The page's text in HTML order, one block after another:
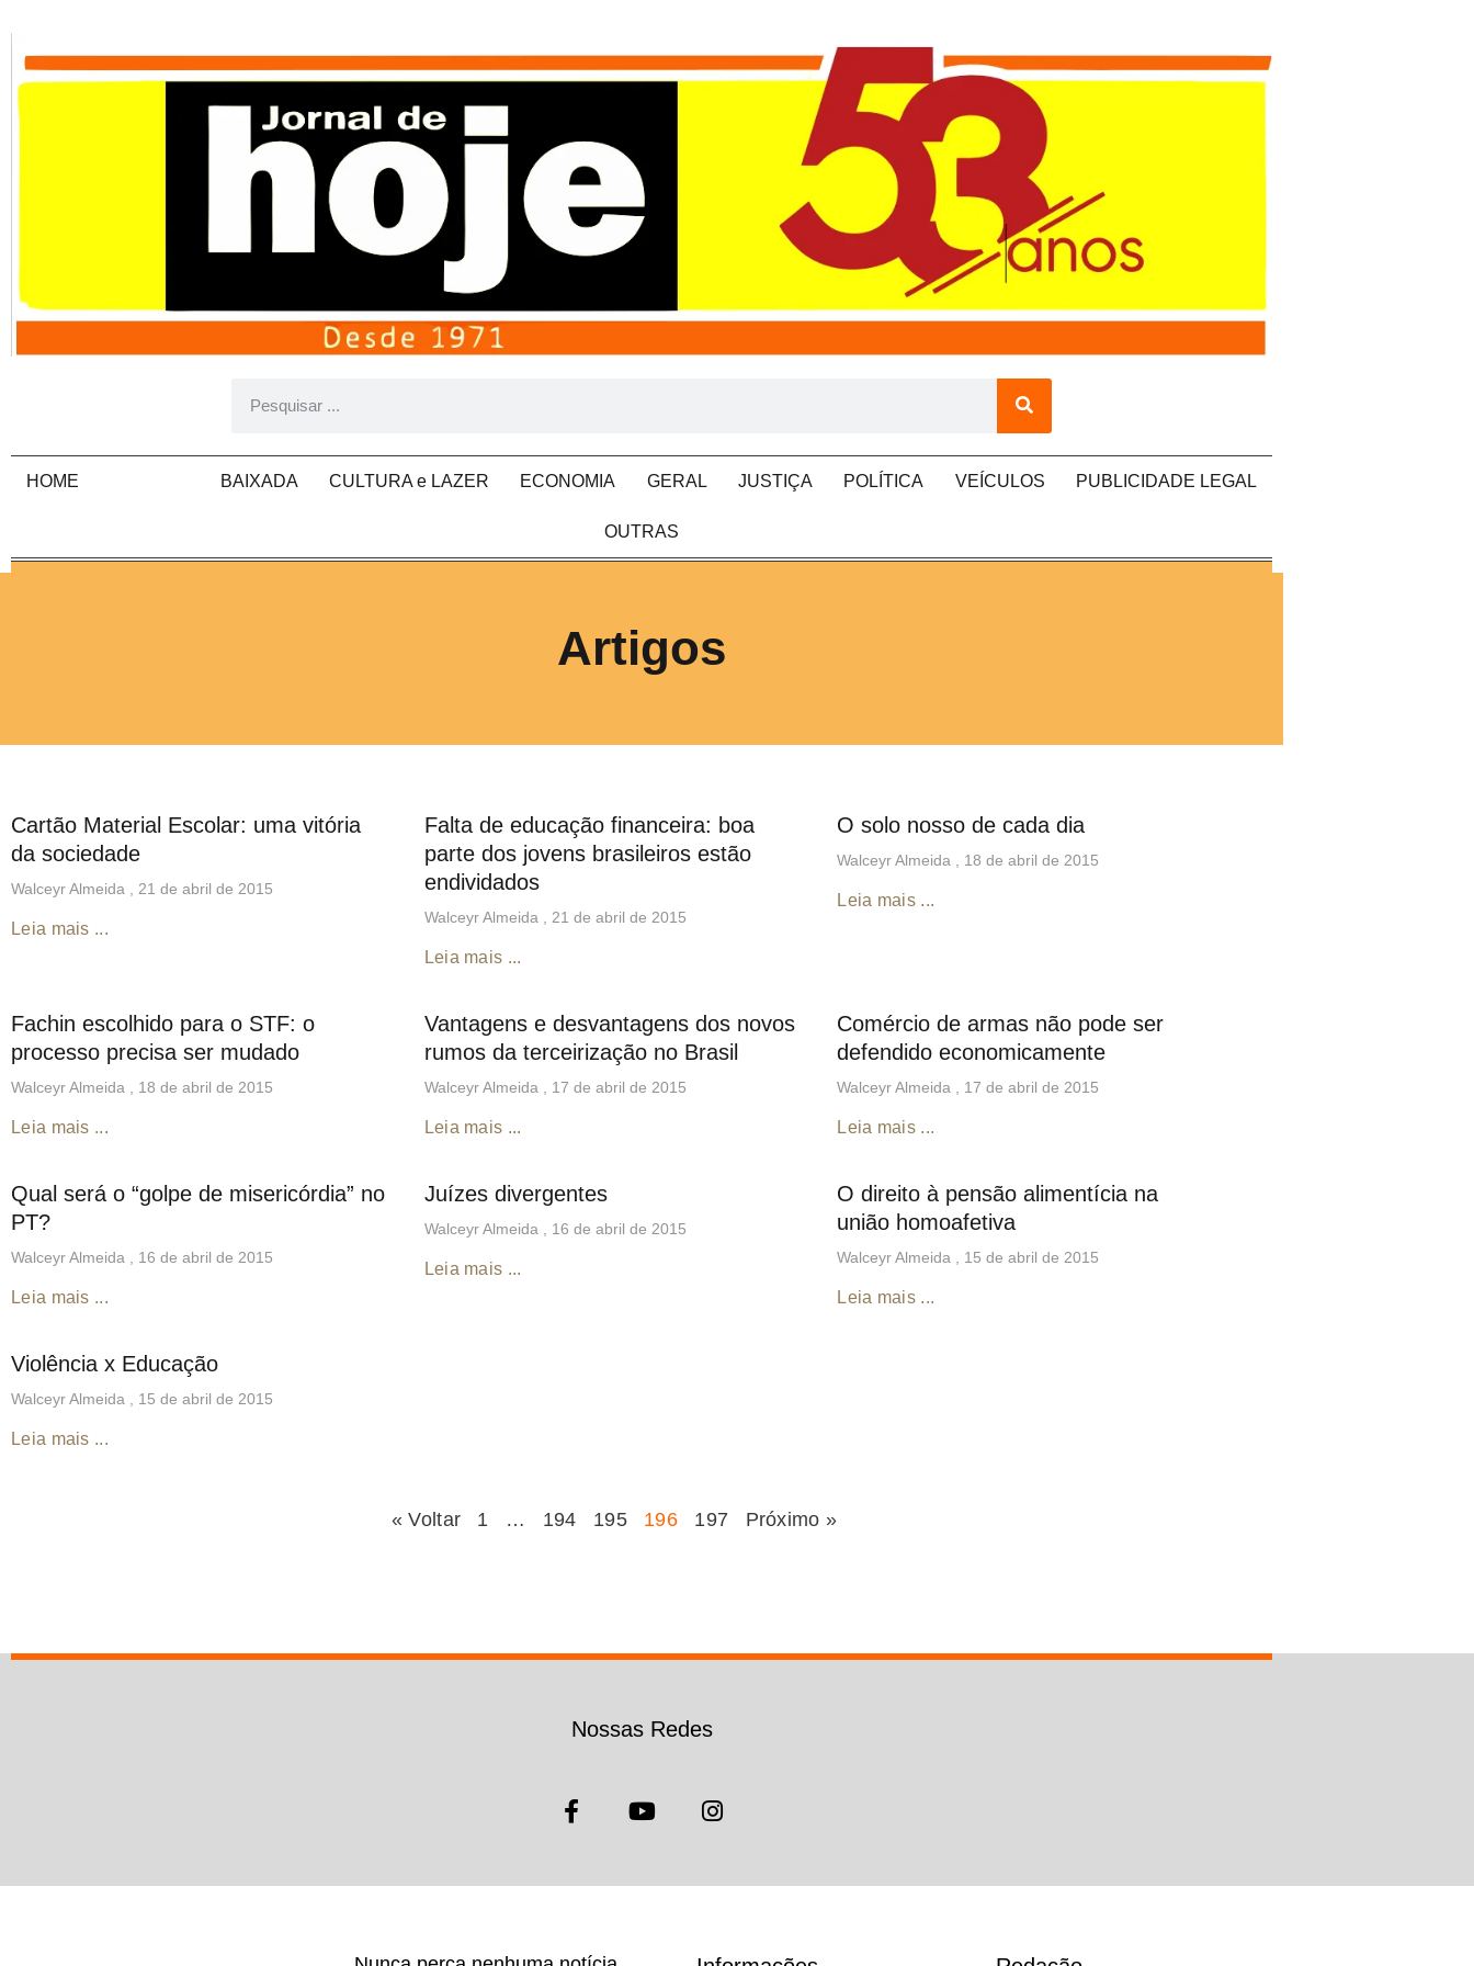
HOME BAIXADA CULTURA e LAZER ECONOMIA GERAL JUSTIÇA POLÍTICA VEÍCULOS PUBLICIDADE LEGAL
OUTRAS
Artigos
Cartão Material Escolar: uma vitória
da sociedade
Walceyr Almeida 21 de abril de 2015
Leia mais ...
Falta de educação financeira: boa
parte dos jovens brasileiros estão
endividados
Walceyr Almeida 21 de abril de 2015
Leia mais ...
O solo nosso de cada dia
Walceyr Almeida 18 de abril de 2015
Leia mais ...
Fachin escolhido para o STF: o
processo precisa ser mudado
Walceyr Almeida 18 de abril de 2015
Leia mais ...
Vantagens e desvantagens dos novos
rumos da terceirização no Brasil
Walceyr Almeida 17 de abril de 2015
Leia mais ...
Comércio de armas não pode ser
defendido economicamente
Walceyr Almeida 17 de abril de 2015
Leia mais ...
Qual será o “golpe de misericórdia” no
PT?
Walceyr Almeida 16 de abril de 2015
Leia mais ...
Juízes divergentes
Walceyr Almeida 16 de abril de 2015
Leia mais ...
O direito à pensão alimentícia na
união homoafetiva
Walceyr Almeida 15 de abril de 2015
Leia mais ...
Violência x Educação
Walceyr Almeida 15 de abril de 2015
Leia mais ...
« Voltar 1 … 194 195 196 197 Próximo »
Nossas Redes